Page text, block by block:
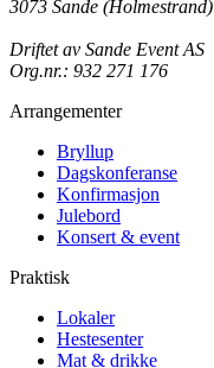
3073 Sande (Holmestrand)
Driftet av Sande Event AS
Org.nr.: 932 271 176
Arrangementer
Bryllup
Dagskonferanse
Konfirmasjon
Julebord
Konsert & event
Praktisk
Lokaler
Hestesenter
Mat & drikke